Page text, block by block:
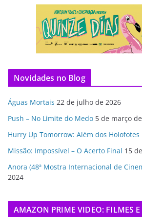
Novidades no Blog
Águas Mortais 22 de julho de 2026
Push – No Limite do Medo 5 de março
Hurry Up Tomorrow: Além dos Holofotes
Missão: Impossível – O Acerto Final 15
Anora (48ª Mostra Internacional de
2024
AMAZON PRIME VIDEO: FILMES E